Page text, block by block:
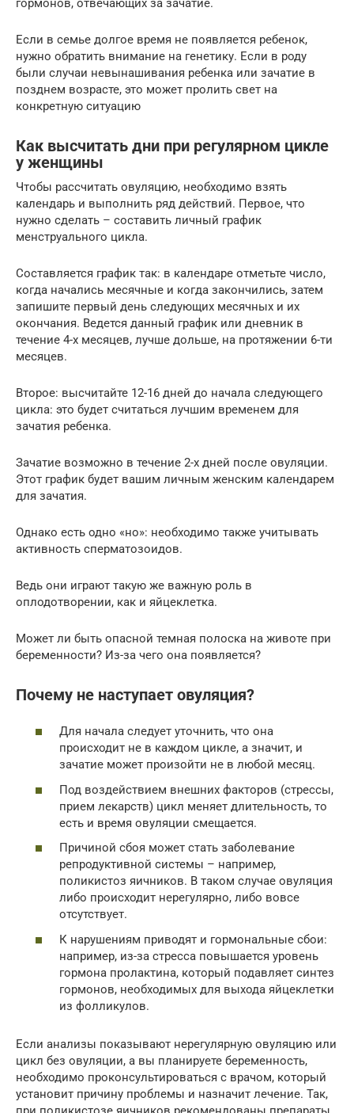
Если в семье долгое время не появляется ребенок,
нужно обратить внимание на генетику. Если в роду
были случаи невынашивания ребенка или зачатие в
позднем возрасте, это может пролить свет на
конкретную ситуацию
Как высчитать дни при регулярном цикле
у женщины
Чтобы рассчитать овуляцию, необходимо взять
календарь и выполнить ряд действий. Первое, что
нужно сделать – составить личный график
менструального цикла.
Составляется график так: в календаре отметьте число,
когда начались месячные и когда закончились, затем
запишите первый день следующих месячных и их
окончания. Ведется данный график или дневник в
течение 4-х месяцев, лучше дольше, на протяжении 6-ти
месяцев.
Второе: высчитайте 12-16 дней до начала следующего
цикла: это будет считаться лучшим временем для
зачатия ребенка.
Зачатие возможно в течение 2-х дней после овуляции.
Этот график будет вашим личным женским календарем
для зачатия.
Однако есть одно «но»: необходимо также учитывать
активность сперматозоидов.
Ведь они играют такую же важную роль в
оплодотворении, как и яйцеклетка.
Может ли быть опасной темная полоска на животе при
беременности? Из-за чего она появляется?
Почему не наступает овуляция?
Для начала следует уточнить, что она
происходит не в каждом цикле, а значит, и
зачатие может произойти не в любой месяц.
Под воздействием внешних факторов (стрессы,
прием лекарств) цикл меняет длительность, то
есть и время овуляции смещается.
Причиной сбоя может стать заболевание
репродуктивной системы – например,
поликистоз яичников. В таком случае овуляция
либо происходит нерегулярно, либо вовсе
отсутствует.
К нарушениям приводят и гормональные сбои:
например, из-за стресса повышается уровень
гормона пролактина, который подавляет синтез
гормонов, необходимых для выхода яйцеклетки
из фолликулов.
Если анализы показывают нерегулярную овуляцию или
цикл без овуляции, а вы планируете беременность,
необходимо проконсультироваться с врачом, который
установит причину проблемы и назначит лечение. Так,